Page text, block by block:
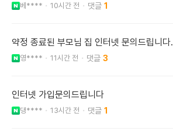
베**** 10시간 전 1
약정 종료된 부모님 집 인터넷 문의드립니다.
영**** 11시간 전 3
인터넷 가입문의드립니다
댕**** 13시간 전 1